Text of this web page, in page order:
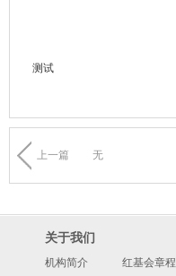
测试
上一篇 无
关于我们
机构简介
红基会章程